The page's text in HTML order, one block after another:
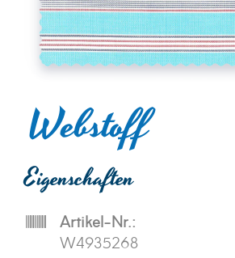
Webstoff
Eigenschaften
Artikel-Nr.:
W4935268